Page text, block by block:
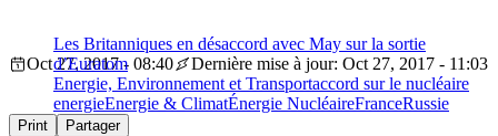
Les Britanniques en désaccord avec May sur la sortie
d’Euratom
Oct 27, 2017 - 08:40
Dernière mise à jour: Oct 27, 2017 - 11:03
Energie, Environnement et Transportaccord sur le nucléaire
energieEnergie & ClimatÉnergie NucléaireFranceRussie
Print Partager